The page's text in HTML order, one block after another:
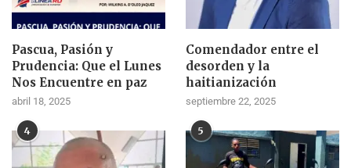
Pascua, Pasión y
Prudencia: Que el Lunes
Nos Encuentre en paz
abril 18, 2025
Comendador entre el
desorden y la
haitianización
septiembre 22, 2025
4 5